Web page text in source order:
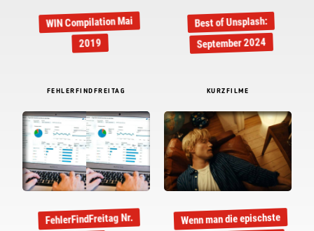
WIN Compilation Mai
2019
Best of Unsplash:
September 2024
FEHLERFINDFREITAG
FehlerFindFreitag Nr.
KURZFILME
Wenn man die epischste